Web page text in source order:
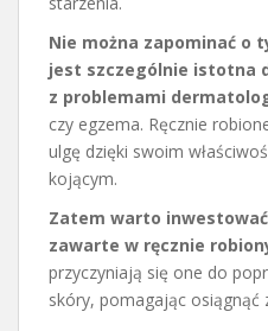
Nie można zapominać o
jest szczególnie istotna
z problemami
czy egzema. Ręcznie
ulgę dzięki swoim
kojącym.
Zatem warto
zawarte w ręcznie
przyczyniają się one do
skóry, pomagając osiągnąć